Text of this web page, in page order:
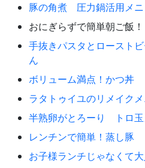
豚の角煮 圧力鍋活用メニ
おにぎらずで簡単朝ご飯！
手抜きパスタとロースト
ん
ボリューム満点！かつ丼
ラタトゥイユのリメイクメ
半熟卵がとろーり トロ玉
レンチンで簡単！蒸し豚
お子様ランチじゃなくて